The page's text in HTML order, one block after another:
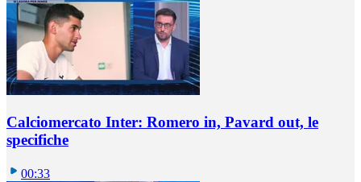
Calciomercato Inter: Romero in, Pavard out, le
specifiche
00:33